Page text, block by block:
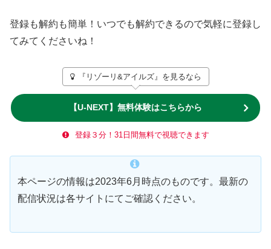
登録も解約も簡単！いつでも解約できるので気軽に登録し
てみてくださいね！
『リゾーリ&アイルズ』を見るなら
【U-NEXT】無料体験はこちらから
登録３分！31日間無料で視聴できます
本ページの情報は2023年6月時点のものです。最新の
配信状況は各サイトにてご確認ください。